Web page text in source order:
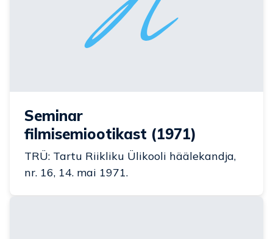
Seminar
filmisemiootikast (1971)
TRÜ: Tartu Riikliku Ülikooli häälekandja,
nr. 16, 14. mai 1971.